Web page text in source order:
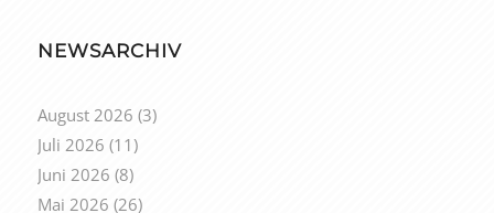
NEWSARCHIV
August 2026 (3)
Juli 2026 (11)
Juni 2026 (8)
Mai 2026 (26)